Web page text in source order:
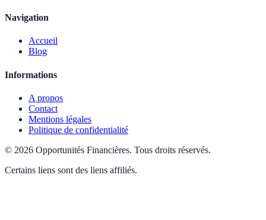
Navigation
Accueil
Blog
Informations
A propos
Contact
Mentions légales
Politique de confidentialité
© 2026 Opportunités Financières. Tous droits réservés.
Certains liens sont des liens affiliés.